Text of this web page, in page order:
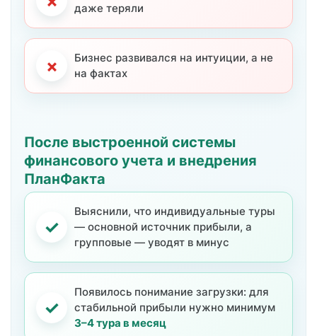
даже теряли
×
Бизнес развивался на интуиции, а не
на фактах
После выстроенной системы
финансового учета и внедрения
ПланФакта
✓
Выяснили, что индивидуальные туры
— основной источник прибыли, а
групповые — уводят в минус
✓
Появилось понимание загрузки: для
стабильной прибыли нужно минимум
3–4 тура в месяц